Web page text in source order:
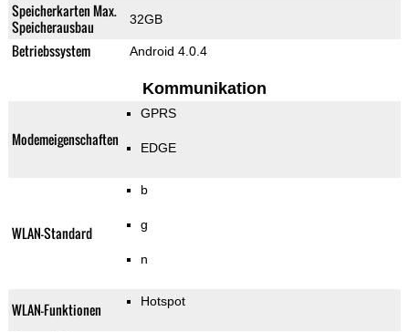
Speicherkarten Max.
Speicherausbau
32GB
Betriebssystem Android 4.0.4
Kommunikation
Modemeigenschaften
GPRS
EDGE
WLAN-Standard
b
g
n
WLAN-Funktionen Hotspot